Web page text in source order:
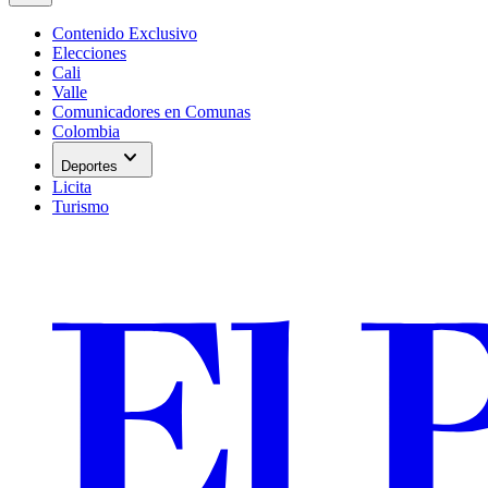
Contenido Exclusivo
Elecciones
Cali
Valle
Comunicadores en Comunas
Colombia
Deportes expand_more
Licita
Turismo